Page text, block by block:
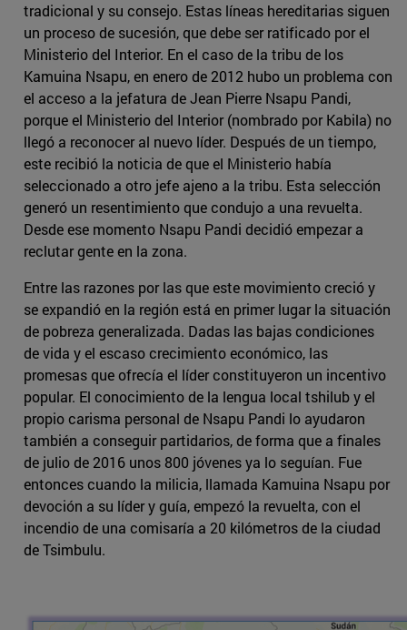
tradicional y su consejo. Estas líneas hereditarias siguen
un proceso de sucesión, que debe ser ratificado por el
Ministerio del Interior. En el caso de la tribu de los
Kamuina Nsapu, en enero de 2012 hubo un problema con
el acceso a la jefatura de Jean Pierre Nsapu Pandi,
porque el Ministerio del Interior (nombrado por Kabila) no
llegó a reconocer al nuevo líder. Después de un tiempo,
este recibió la noticia de que el Ministerio había
seleccionado a otro jefe ajeno a la tribu. Esta selección
generó un resentimiento que condujo a una revuelta.
Desde ese momento Nsapu Pandi decidió empezar a
reclutar gente en la zona.
Entre las razones por las que este movimiento creció y
se expandió en la región está en primer lugar la situación
de pobreza generalizada. Dadas las bajas condiciones
de vida y el escaso crecimiento económico, las
promesas que ofrecía el líder constituyeron un incentivo
popular. El conocimiento de la lengua local tshilub y el
propio carisma personal de Nsapu Pandi lo ayudaron
también a conseguir partidarios, de forma que a finales
de julio de 2016 unos 800 jóvenes ya lo seguían. Fue
entonces cuando la milicia, llamada Kamuina Nsapu por
devoción a su líder y guía, empezó la revuelta, con el
incendio de una comisaría a 20 kilómetros de la ciudad
de Tsimbulu.